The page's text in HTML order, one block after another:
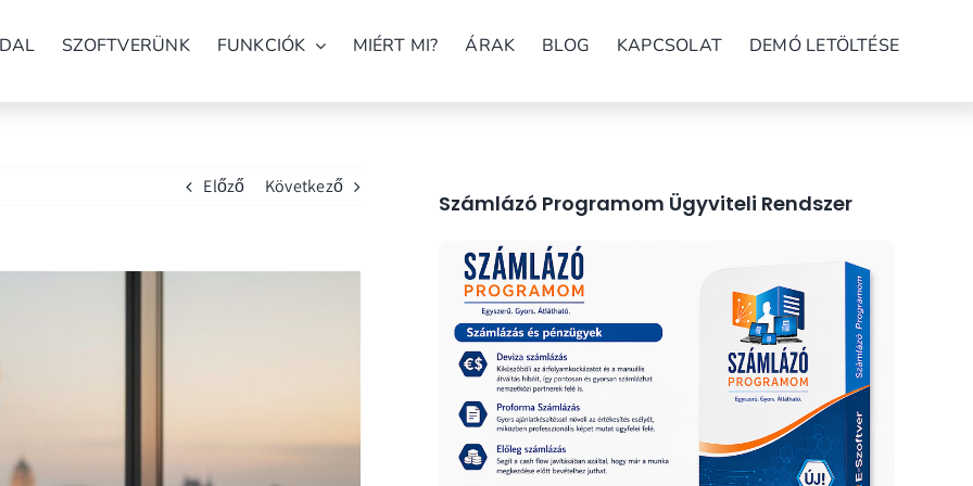
SZOFTVERÜNK FUNKCIÓK MIÉRT MI? ÁRAK BLOG KAPCSOLAT DEMÓ LETÖLTÉSE
Előző Következő
Számlázó Programom Ügyviteli Rendszer